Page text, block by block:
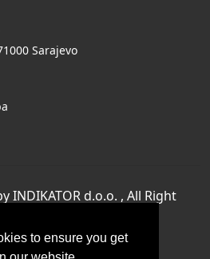
to ensure you get
Sarajevo
INDIKATOR d.o.o. , All Right
|Privacy Statement